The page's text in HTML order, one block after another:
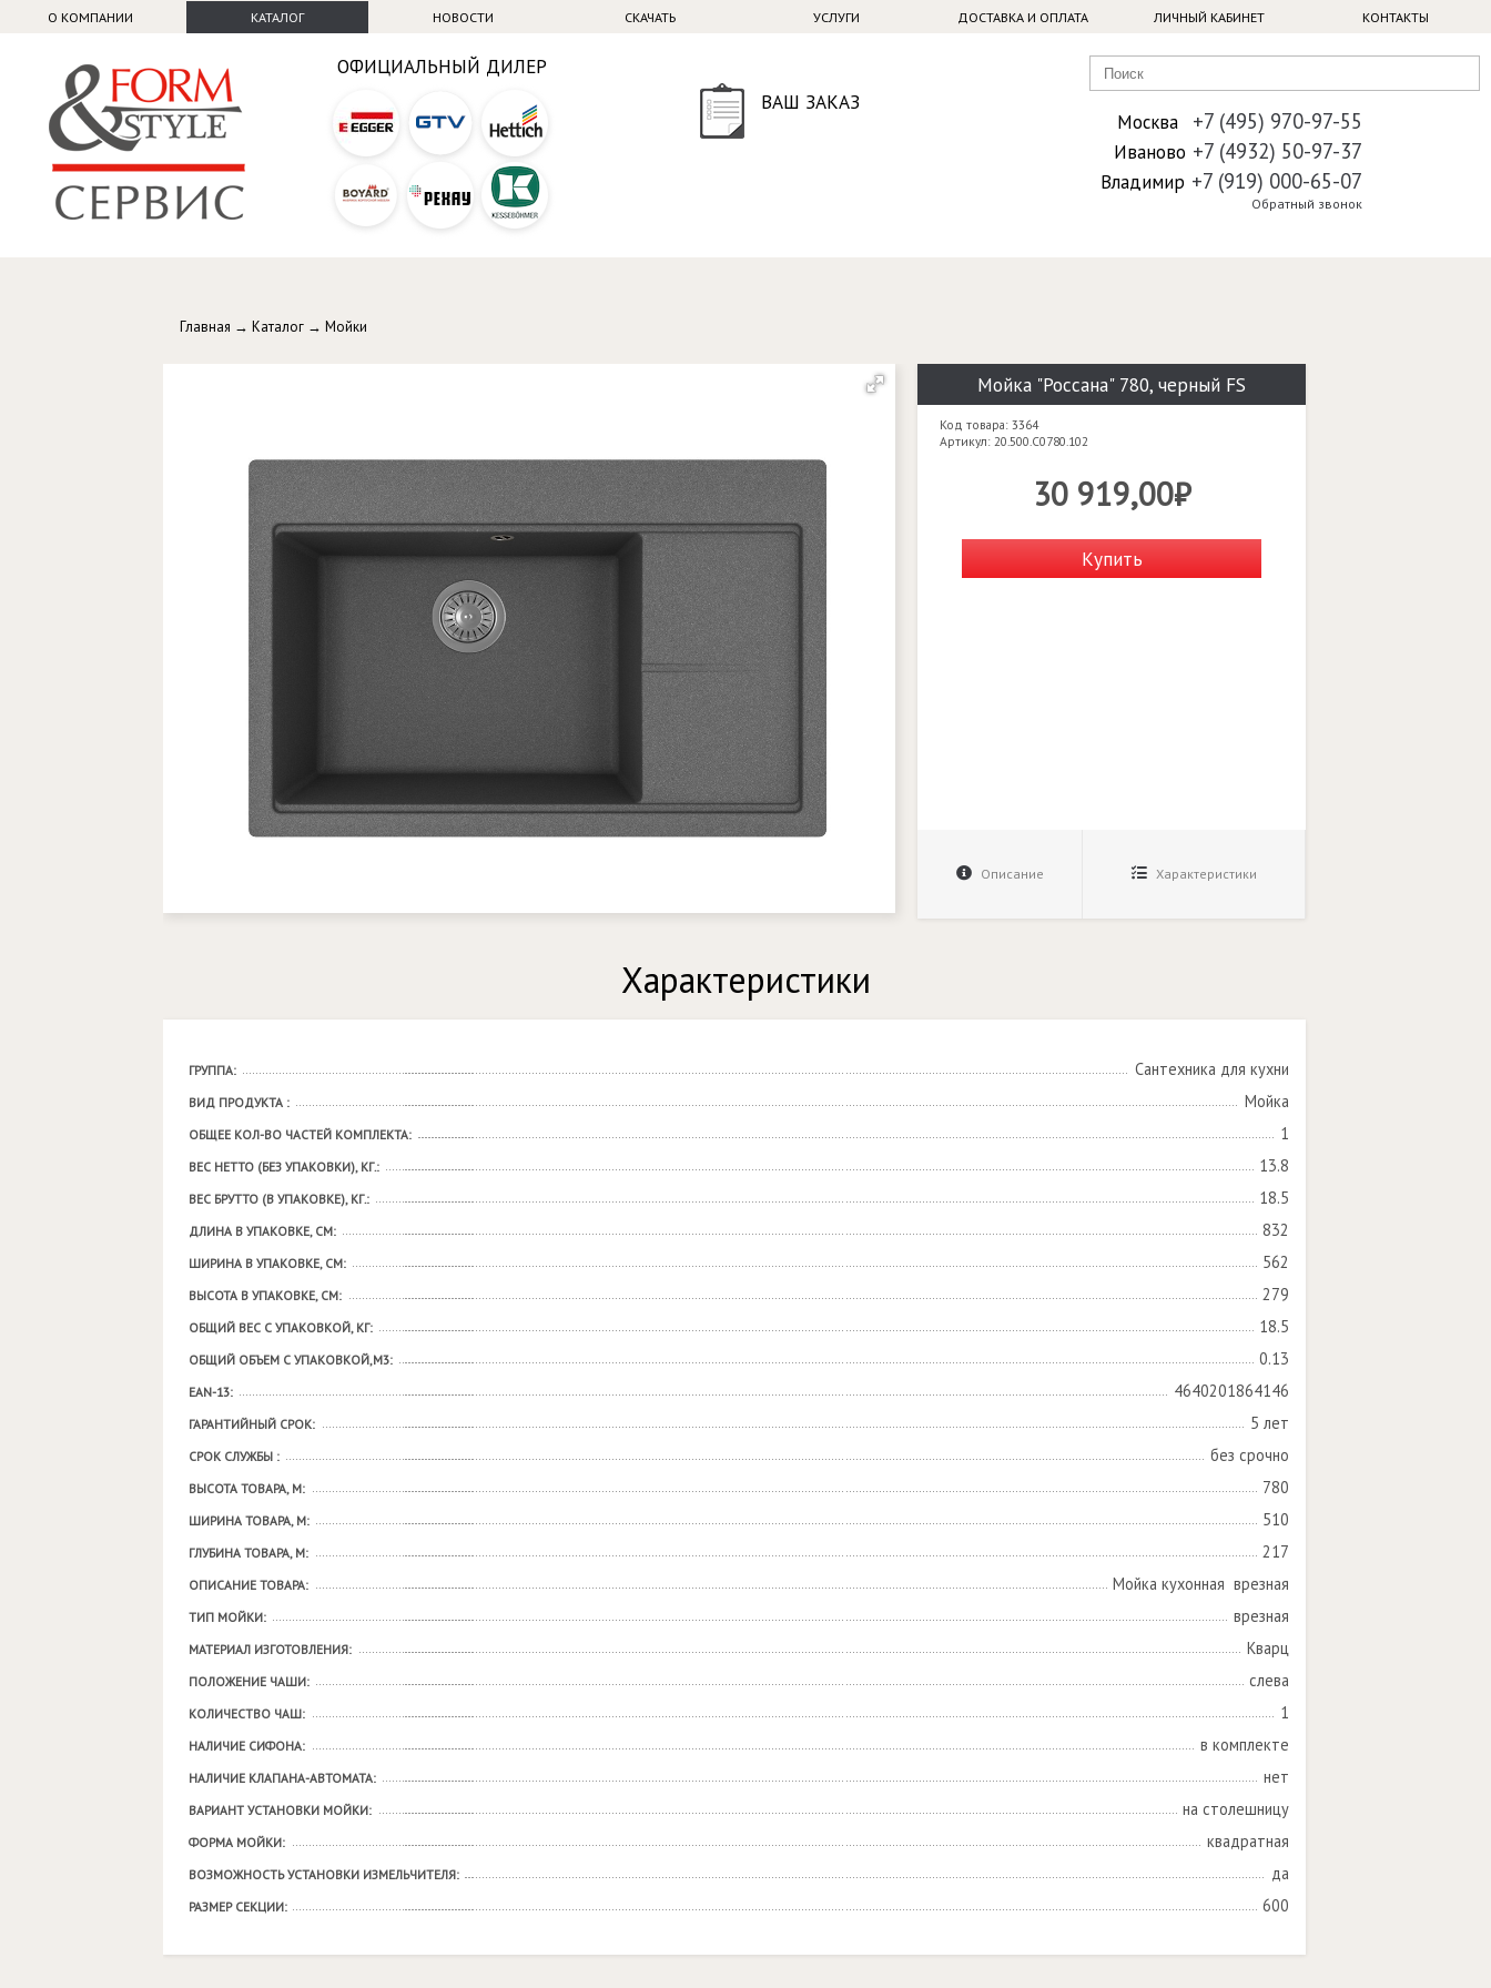
О КОМПАНИИ КАТАЛОГ НОВОСТИ СКАЧАТЬ УСЛУГИ ДОСТАВКА И ОПЛАТА ЛИЧНЫЙ КАБИНЕТ КОНТАКТЫ
ОФИЦИАЛЬНЫЙ ДИЛЕР
ВАШ ЗАКАЗ
Москва +7 (495) 970-97-55
Иваново +7 (4932) 50-97-37
Владимир +7 (919) 000-65-07
Обратный звонок
Главная → Каталог → Мойки
Мойка "Россана" 780, черный FS
Код товара: 3364
Артикул: 20.500.C0780.102
30 919,00₽
Купить
Описание Характеристики
Характеристики
ГРУППА: Сантехника для кухни
ВИД ПРОДУКТА : Мойка
ОБЩЕЕ КОЛ-ВО ЧАСТЕЙ КОМПЛЕКТА: 1
ВЕС НЕТТО (БЕЗ УПАКОВКИ), КГ.: 13.8
ВЕС БРУТТО (В УПАКОВКЕ), КГ.: 18.5
ДЛИНА В УПАКОВКЕ, СМ: 832
ШИРИНА В УПАКОВКЕ, СМ: 562
ВЫСОТА В УПАКОВКЕ, СМ: 279
ОБЩИЙ ВЕС С УПАКОВКОЙ, КГ: 18.5
ОБЩИЙ ОБЪЕМ С УПАКОВКОЙ,М3: 0.13
EAN-13: 4640201864146
ГАРАНТИЙНЫЙ СРОК: 5 лет
СРОК СЛУЖБЫ : без срочно
ВЫСОТА ТОВАРА, М: 780
ШИРИНА ТОВАРА, М: 510
ГЛУБИНА ТОВАРА, М: 217
ОПИСАНИЕ ТОВАРА: Мойка кухонная  врезная
ТИП МОЙКИ: врезная
МАТЕРИАЛ ИЗГОТОВЛЕНИЯ: Кварц
ПОЛОЖЕНИЕ ЧАШИ: слева
КОЛИЧЕСТВО ЧАШ: 1
НАЛИЧИЕ СИФОНА: в комплекте
НАЛИЧИЕ КЛАПАНА-АВТОМАТА: нет
ВАРИАНТ УСТАНОВКИ МОЙКИ: на столешницу
ФОРМА МОЙКИ: квадратная
ВОЗМОЖНОСТЬ УСТАНОВКИ ИЗМЕЛЬЧИТЕЛЯ: да
РАЗМЕР СЕКЦИИ: 600